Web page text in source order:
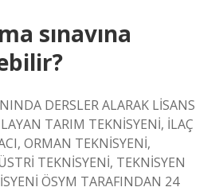
sınavına
DERSLER ALARAK LİSANS
TARIM TEKNİSYENİ, İLAÇ
ORMAN TEKNİSYENİ,
TEKNİSYENİ, TEKNİSYEN
ÖSYM TARAFINDAN 24